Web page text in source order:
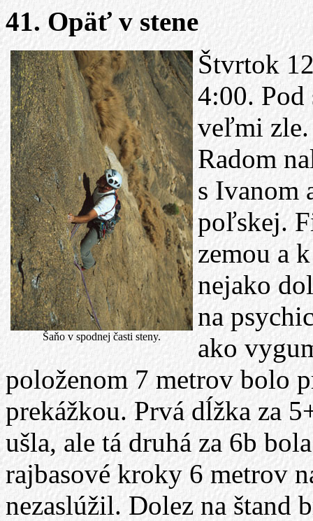
41. Opäť v stene
Šaňo v spodnej časti steny.
Štvrtok
4:00. Pod
veľmi zle.
Radom
s Ivanom
poľskej.
zemou a
nejako
na
ako
položenom 7 metrov bolo
prekážkou. Prvá dĺžka za
ušla, ale tá druhá za 6b
rajbasové kroky 6 metrov
nezaslúžil. Dolez na štand